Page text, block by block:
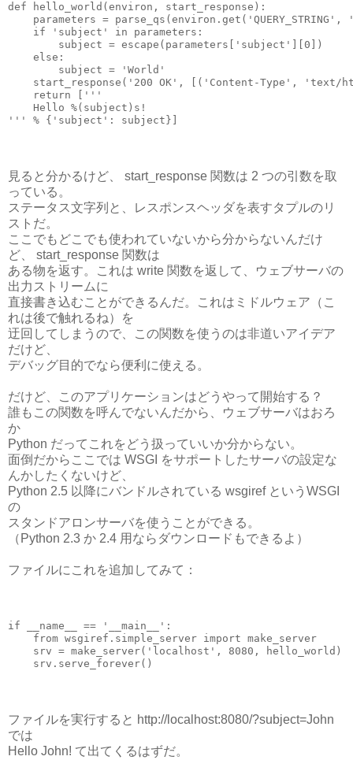
def hello_world(environ, start_response):
parameters = parse_qs(environ.get('QUERY_STRING',
    if 'subject' in parameters:
        subject = escape(parameters['subject'][0])
    else:
        subject = 'World'
start_response('200 OK', [('Content-Type', 'text/
    return ['''
    Hello %(subject)s!
見ると分かるけど、 start_response 関数は 2 つの引数を取
っている。
ステータス文字列と、レスポンスヘッダを表すタプルのリ
ストだ。
ここでもどこでも使われていないから分からないんだけ
ど、 start_response 関数は
ある物を返す。これは write 関数を返して、ウェブサーバの
出力ストリームに
直接書き込むことができるんだ。これはミドルウェア（こ
れは後で触れるね）を
迂回してしまうので、この関数を使うのは非道いアイデア
だけど、
デバッグ目的でなら便利に使える。
だけど、このアプリケーションはどうやって開始する？
誰もこの関数を呼んでないんだから、ウェブサーバはおろ
か
Python だってこれをどう扱っていいか分からない。
面倒だからここでは WSGI をサポートしたサーバの設定な
んかしたくないけど、
Python 2.5 以降にバンドルされている wsgiref というWSGI
の
スタンドアロンサーバを使うことができる。
（Python 2.3 か 2.4 用ならダウンロードもできるよ）
ファイルにこれを追加してみて：
if __name__ == '__main__':
    from wsgiref.simple_server import make_server
    srv = make_server('localhost', 8080, hello_world)
ファイルを実行すると http://localhost:8080/?subject=John
では
Hello John! て出てくるはずだ。